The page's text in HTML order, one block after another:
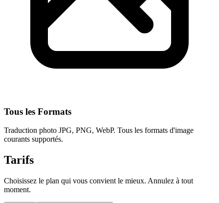
Tous les Formats
Traduction photo JPG, PNG, WebP. Tous les formats d'image
courants supportés.
Tarifs
Choisissez le plan qui vous convient le mieux. Annulez à tout
moment.